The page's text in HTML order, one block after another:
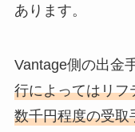
あります。
Vantage側の出金
行によってはリフ
数千円程度の受取